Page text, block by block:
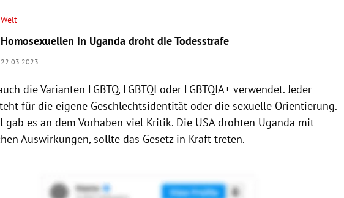
Welt
Homosexuellen in Uganda droht die Todesstrafe
22.03.2023
die Varianten LGBTQ, LGBTQI oder LGBTQIA+ verwendet. Jeder
für die eigene Geschlechtsidentität oder die sexuelle Orientierung.
gab es an dem Vorhaben viel Kritik. Die USA drohten Uganda mit
Auswirkungen, sollte das Gesetz in Kraft treten.